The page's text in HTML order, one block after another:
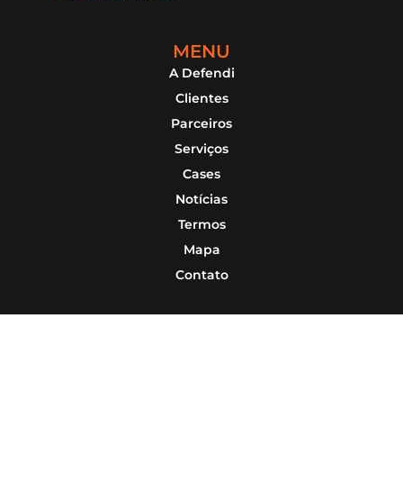
MENU
A Defendi
Clientes
Parceiros
Serviços
Cases
Notícias
Termos
Mapa
Contato